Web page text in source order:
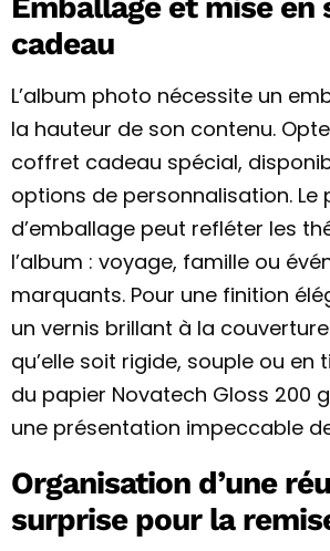
cadeau
L’album photo nécessite un
la hauteur de son contenu.
coffret cadeau spécial,
options de personnalisation. Le
d’emballage peut refléter les
l’album : voyage, famille ou
marquants. Pour une finition
un vernis brillant à la couverture
qu’elle soit rigide, souple ou en
du papier Novatech Gloss 200
une présentation impeccable
Organisation d’une
surprise pour la